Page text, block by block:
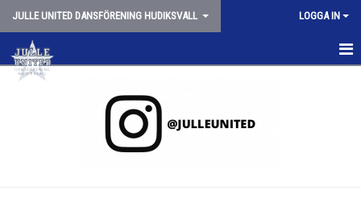
JULLE UNITED DANSFÖRENING HUDIKSVALL LOGGA IN
HEM